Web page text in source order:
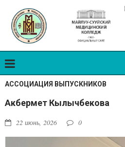
АССОЦИАЦИЯ ВЫПУСКНИКОВ
Акбермет Кылычбекова
22 июнь, 2026 0